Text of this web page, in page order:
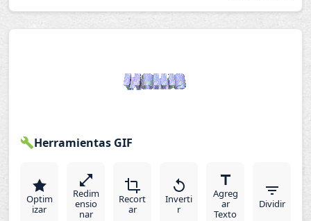
Herramientas GIF
Optim
izar
Redim
ensio
nar
Recort
ar
Inverti
r
Agreg
ar
Texto
Dividir